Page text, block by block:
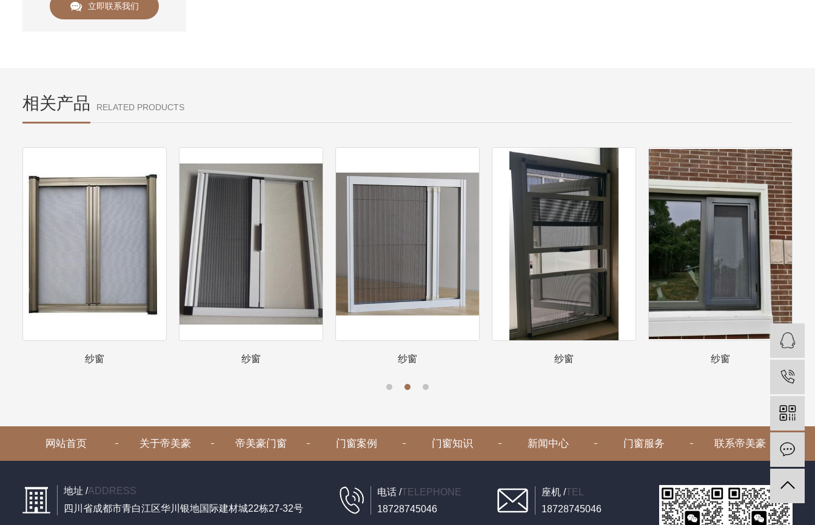
立即联系我们
相关产品 RELATED PRODUCTS
网站首页 关于帝美豪 帝美豪门窗 门窗案例 门窗知识 新闻中心 门窗服务 联系帝美豪
地址 /ADDRESS
四川省成都市青白江区华川银地国际建材城22栋27-32号
电话 /TELEPHONE
18728745046
座机 /TEL
18728745046